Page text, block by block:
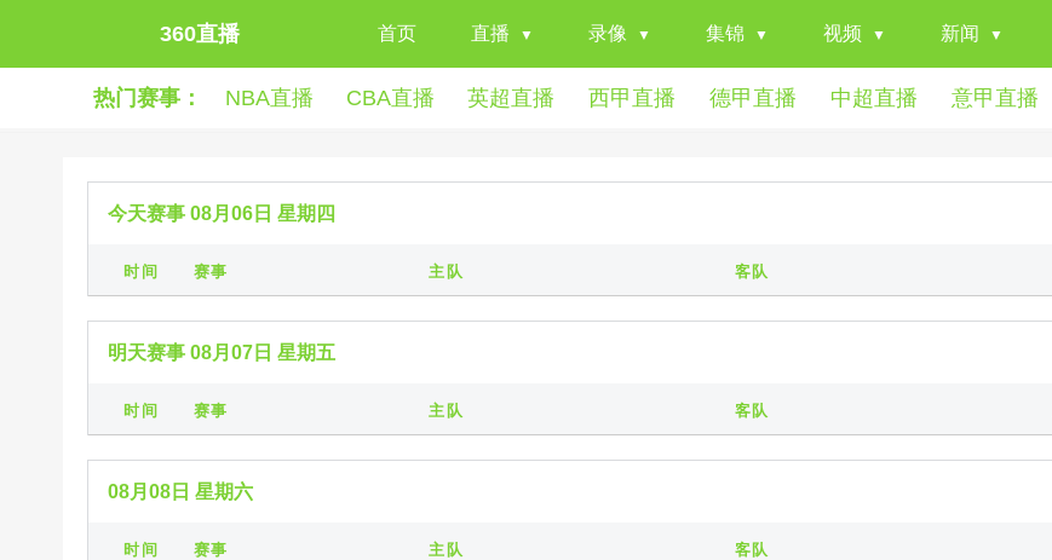
360直播 首页 直播 录像 集锦 视频 新闻
热门赛事： NBA直播 CBA直播 英超直播 西甲直播 德甲直播 中超直播 意甲直播
今天赛事 08月06日 星期四
时间 赛事 主队 客队
明天赛事 08月07日 星期五
时间 赛事 主队 客队
08月08日 星期六
时间 赛事 主队 客队